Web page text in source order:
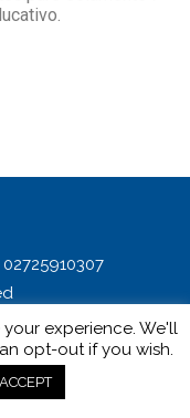
experience. We'll
opt-out if you wish.
ACCEPT